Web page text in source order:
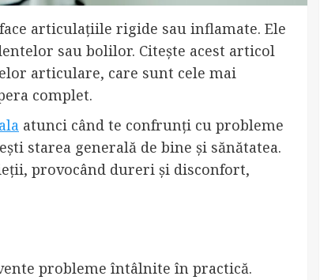
articulațiile rigide sau inflamate. Ele
sau bolilor. Citește acest articol
articulare, care sunt cele mai
complet.
atunci când te confrunți cu probleme
starea generală de bine și sănătatea.
provocând dureri și disconfort,
probleme întâlnite în practică.